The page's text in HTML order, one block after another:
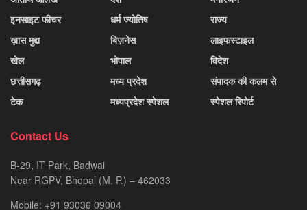
इनसाइट फीचर
ख़ास मुद्दा
खेल
छत्तीसगढ़
टेक
धर्म ज्योतिष
बिज़नेस
भोपाल
मध्य प्रदेश
मध्यप्रदेश स्पेशल
राज्य
लाइफस्टाइल
विदेश
संपादक की कलम से
स्पेशल रिपोर्ट
Contact Us
B-29, IT Park, Badwai
Near RGPV, Bhopal (M. P.) – 462033
Mobile: +91 93036 09004